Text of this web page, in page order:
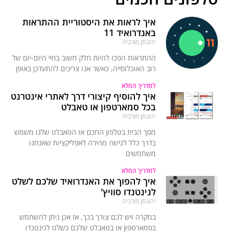
איך לראות את היסטוריית ההתראות
באנדרואיד 11
יהונתן מורביה
ההתראות הפכו להיות חלק חשוב בחיי היום-יום של
רוב האוכלוסייה, כאשר אנו צריכים להתעדכן באופן
למדריך המלא
איך להוסיף קיצורי דרך לאתרי אינטרנט
בכל סמארטפון או טאבלט
יהונתן מורביה
מסך הבית בטלפון החכם או הטאבלט שלנו משמש
בדרך כלל לגישה מהירה לאפליקציות שאנחנו
משתמשים
למדריך המלא
איך להפוך את האנדרואיד שלכם לשלט
לנינטנדו סוויץ'
יהונתן מורביה
במקרה ויש לכם צורך בכך, אז אכן ניתן להשתמש
בסמארטפון או בטאבלט שלכם כשלט לנינטנדו